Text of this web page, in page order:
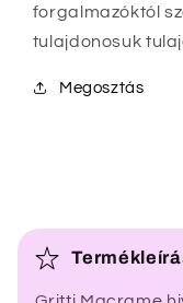
forgalmazóktól
tulajdonosuk
Megosztás
s